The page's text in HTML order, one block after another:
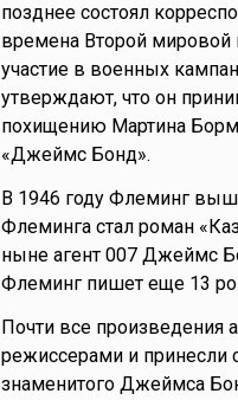
позднее состоял
времена Второй
участие в военных
утверждают, что он
похищению Мартина
«Джеймс Бонд».
В 1946 году Флеминг
Флеминга стал роман
ныне агент 007 Джеймс
Флеминг пишет еще 13
Почти все произведения
режиссерами и принесли
знаменитого Джеймса